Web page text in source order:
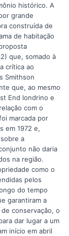
histórico. A
grande
construída de
de habitação
que, somado à
crítica ao
Smithson
que, ao mesmo
End londrino e
com o
marcada por
em 1972 e,
a
não daria
na região.
como o
pelos
do tempo
garantiram a
conservação, o
dar lugar a um
início em abril